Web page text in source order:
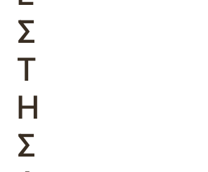
Σ
Τ
Η
Σ